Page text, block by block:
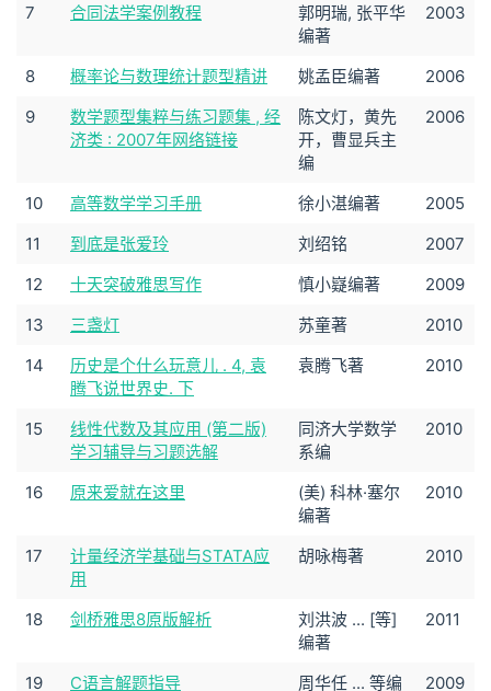
7
合同法学案例教程
郭明瑞, 张平华
编著
2003
8 概率论与数理统计题型精讲 姚孟臣编著
2006
9
数学题型集粹与练习题集 , 经
济类 : 2007年网络链接
陈文灯，黄先
开，曹显兵主
编
2006
10 高等数学学习手册 徐小湛编著
2005
11
到底是张爱玲 刘绍铭
2007
12
十天突破雅思写作 慎小嶷编著
2009
13
三盏灯 苏童著
2010
14
历史是个什么玩意儿 . 4, 袁
腾飞说世界史. 下
袁腾飞著 2010
15
线性代数及其应用 (第二版)
学习辅导与习题选解
同济大学数学
系编
2010
16 原来爱就在这里
(美) 科林·塞尔
编著
2010
17
计量经济学基础与STATA应
用
胡咏梅著 2010
18 剑桥雅思8原版解析
刘洪波 ... [等]
编著
2011
19 C语言解题指导 周华任 ... 等编 2009